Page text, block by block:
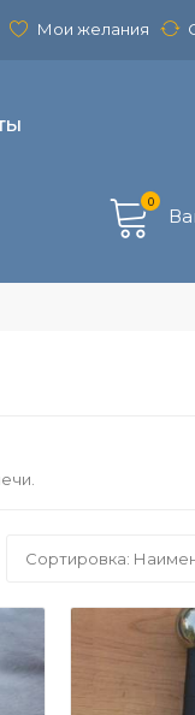
Мои желания
0
Сортировка: